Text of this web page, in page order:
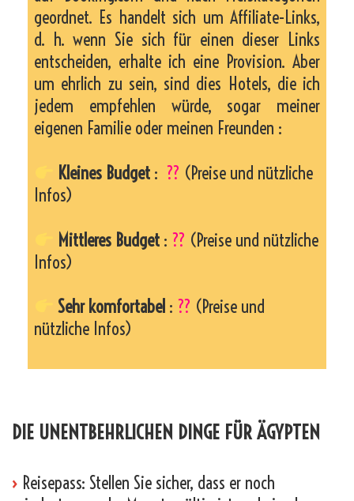
geordnet. Es handelt sich um Affiliate-Links,
d. h. wenn Sie sich für einen dieser Links
entscheiden, erhalte ich eine Provision. Aber
um ehrlich zu sein, sind dies Hotels, die ich
jedem empfehlen würde, sogar meiner
eigenen Familie oder meinen Freunden :
Kleines Budget : ?? (Preise und nützliche
Infos)
Mittleres Budget : ?? (Preise und nützliche
Infos)
Sehr komfortabel : ?? (Preise und
nützliche Infos)
DIE UNENTBEHRLICHEN DINGE FÜR ÄGYPTEN
› Reisepass: Stellen Sie sicher, dass er noch